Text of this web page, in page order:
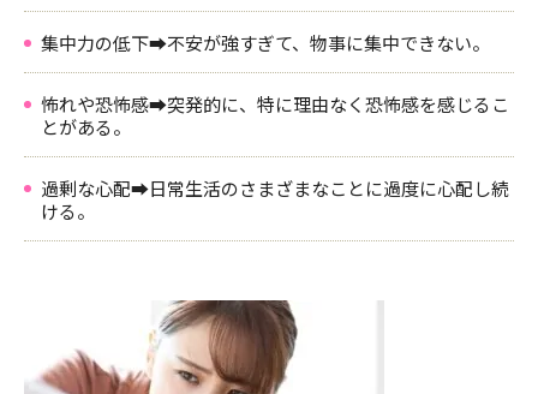
集中力の低下➡不安が強すぎて、物事に集中できない。
怖れや恐怖感➡突発的に、特に理由なく恐怖感を感じるこ
とがある。
過剰な心配➡日常生活のさまざまなことに過度に心配し続
ける。